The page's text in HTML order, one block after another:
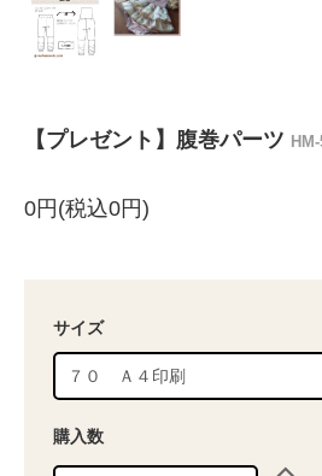
【プレゼント】腹巻パーツ
0円(税込0円)
サイズ
購入数